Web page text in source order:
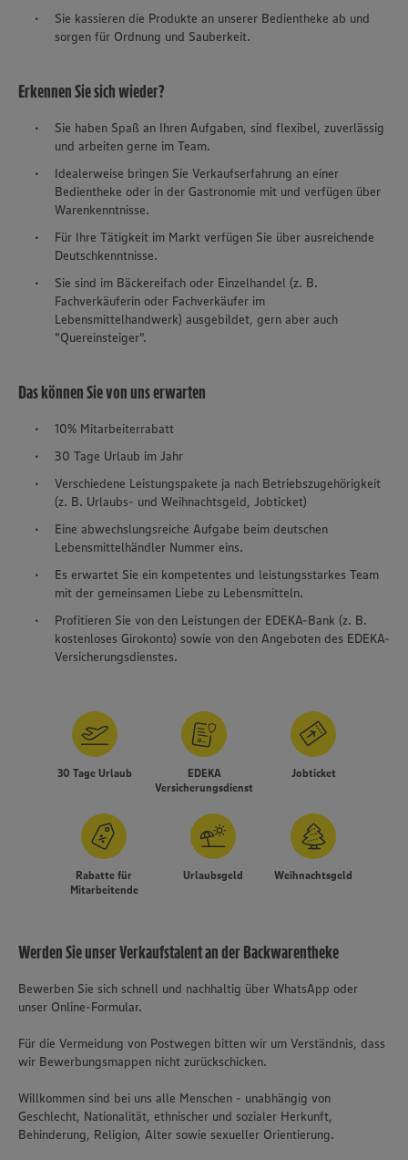
Sie kassieren die Produkte an unserer Bedientheke ab und
sorgen für Ordnung und Sauberkeit.
Erkennen Sie sich wieder?
Sie haben Spaß an Ihren Aufgaben, sind flexibel, zuverlässig
und arbeiten gerne im Team.
Idealerweise bringen Sie Verkaufserfahrung an einer
Bedientheke oder in der Gastronomie mit und verfügen über
Warenkenntnisse.
Für Ihre Tätigkeit im Markt verfügen Sie über ausreichende
Deutschkenntnisse.
Sie sind im Bäckereifach oder Einzelhandel (z. B.
Fachverkäuferin oder Fachverkäufer im
Lebensmittelhandwerk) ausgebildet, gern aber auch
"Quereinsteiger".
Das können Sie von uns erwarten
10% Mitarbeiterrabatt
30 Tage Urlaub im Jahr
Verschiedene Leistungspakete ja nach Betriebszugehörigkeit
(z. B. Urlaubs- und Weihnachtsgeld, Jobticket)
Eine abwechslungsreiche Aufgabe beim deutschen
Lebensmittelhändler Nummer eins.
Es erwartet Sie ein kompetentes und leistungsstarkes Team
mit der gemeinsamen Liebe zu Lebensmitteln.
Profitieren Sie von den Leistungen der EDEKA-Bank (z. B.
kostenloses Girokonto) sowie von den Angeboten des EDEKA-
Versicherungsdienstes.
30 Tage Urlaub
EDEKA
Versicherungsdienst
Jobticket
Rabatte für
Mitarbeitende
Urlaubsgeld Weihnachtsgeld
Werden Sie unser Verkaufstalent an der Backwarentheke
Bewerben Sie sich schnell und nachhaltig über WhatsApp oder
unser Online-Formular.
Für die Vermeidung von Postwegen bitten wir um Verständnis, dass
wir Bewerbungsmappen nicht zurückschicken.
Willkommen sind bei uns alle Menschen - unabhängig von
Geschlecht, Nationalität, ethnischer und sozialer Herkunft,
Behinderung, Religion, Alter sowie sexueller Orientierung.